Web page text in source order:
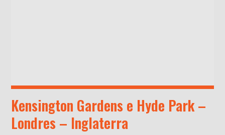
Kensington Gardens e Hyde Park –
Londres – Inglaterra